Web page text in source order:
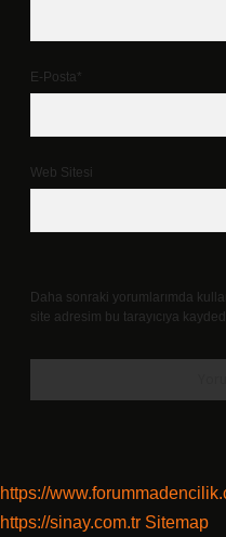
E-Posta*
Web Sitesi
Daha sonraki yorumlarımda
site adresim bu tarayıcıya
https://
https://sinay.com.tr Sitemap